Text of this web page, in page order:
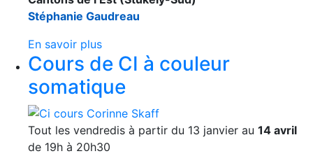
Stéphanie Gaudreau
En savoir plus
Cours de CI à couleur
somatique
Tout les vendredis à partir du 13 janvier au 14 avril
de 19h à 20h30